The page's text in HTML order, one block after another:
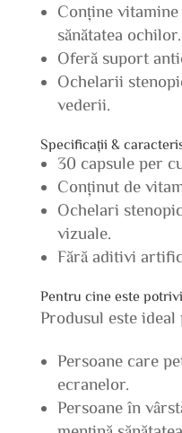
Conține
sănătatea ochilor.
Oferă suport
Ochelarii
vederii.
Specificații &
30 capsule per
Conținut de
Ochelari
vizuale.
Fără aditivi
Pentru cine este
Produsul este ideal
Persoane care
ecranelor.
Persoane în